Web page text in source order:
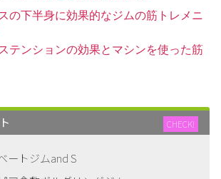
の下半身に効果的なジムの筋トレメニ
テンションの効果とマシンを使った筋
CHECK!
ートジムand S